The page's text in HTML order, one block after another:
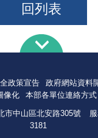
回列表
政策宣告 政府網站資料
像化
本部各單位連絡方式
市中山區北安路305號
3181